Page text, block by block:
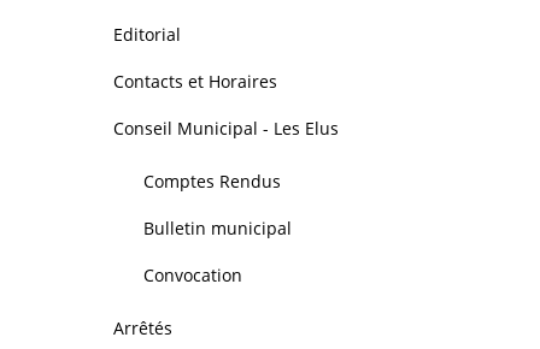
Editorial
Contacts et Horaires
Conseil Municipal - Les Elus
Comptes Rendus
Bulletin municipal
Convocation
Arrêtés